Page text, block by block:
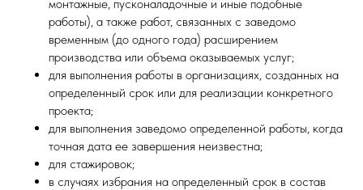
монтажные, пусконаладочные и иные подобные
работы), а также работ, связанных с заведомо
временным (до одного года) расширением
производства или объема оказываемых услуг;
для выполнения работы в организациях, созданных на
определенный срок или для реализации конкретного
проекта;
для выполнения заведомо определенной работы, когда
точная дата ее завершения неизвестна;
для стажировок;
в случаях избрания на определенный срок в состав